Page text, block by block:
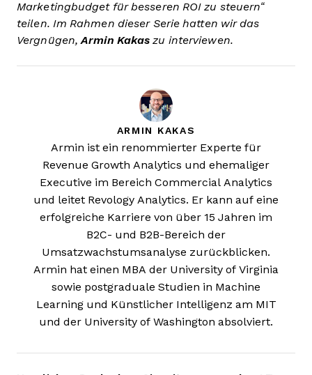
Marketingbudget für besseren ROI zu steuern“
teilen. Im Rahmen dieser Serie hatten wir das
Vergnügen,Armin Kakas zu interviewen.
ARMIN KAKAS
Armin ist ein renommierter Experte für
Revenue Growth Analytics und ehemaliger
Executive im Bereich Commercial Analytics
und leitet Revology Analytics. Er kann auf eine
erfolgreiche Karriere von über 15 Jahren im
B2C- und B2B-Bereich der
Umsatzwachstumsanalyse zurückblicken.
Armin hat einen MBA der University of Virginia
sowie postgraduale Studien in Machine
Learning und Künstlicher Intelligenz am MIT
und der University of Washington absolviert.